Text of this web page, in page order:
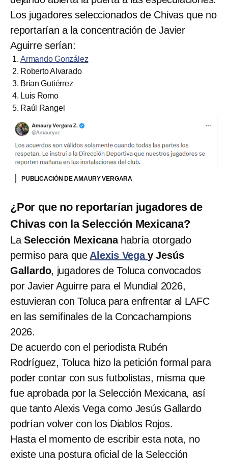
Los jugadores seleccionados de Chivas que no
reportarían a la concentración de Javier
Aguirre serían:
Armando González
Roberto Alvarado
Brian Gutiérrez
Luis Romo
Raúl Rangel
PUBLICACIÓN DE AMAURY VERGARA
¿Por que no reportarían jugadores de
Chivas con la Selección Mexicana?
La Selección Mexicanahabría otorgado
permiso para que Alexis Vegay Jesús
Gallardo, jugadores de Toluca convocados
por Javier Aguirre para el Mundial 2026,
estuvieran con Toluca para enfrentar al LAFC
en las semifinales de la Concachampions
2026.
De acuerdo con el periodista Rubén
Rodríguez, Toluca hizo la petición formal para
poder contar con sus futbolistas, misma que
fue aprobada por la Selección Mexicana, así
que tanto Alexis Vega como Jesús Gallardo
podrían volver con los Diablos Rojos.
Hasta el momento de escribir esta nota, no
existe una postura oficial de la Selección